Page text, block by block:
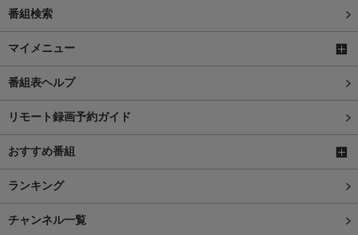
番組検索
マイメニュー
番組表ヘルプ
リモート録画予約ガイド
おすすめ番組
ランキング
チャンネル一覧